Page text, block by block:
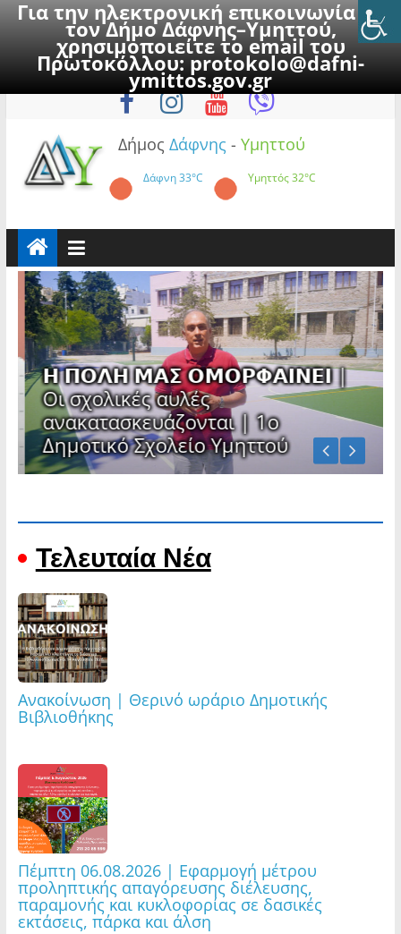
Για την ηλεκτρονική επικοινωνία με
τον Δήμο Δάφνης–Υμηττού,
χρησιμοποιείτε το email του
Πρωτοκόλλου:protokolo@dafni-
ymittos.gov.gr
to
Παρασκευή, 7 Αυγούστου 2026
Δήμος Δάφνης - Υμηττού
Δάφνη33°C Υμηττός32°C
𝝜 𝝥𝝤𝝠𝝜 𝝡𝝖𝝨 𝝤𝝡𝝤𝝦𝝫𝝖𝝞𝝢𝝚𝝞 |
Οι σχολικές αυλές
ανακατασκευάζονται | 1ο
Δημοτικό Σχολείο Υμηττού
Τελευταία Νέα
Ανακοίνωση | Θερινό ωράριο Δημοτικής
Βιβλιοθήκης
Πέμπτη 06.08.2026 | Εφαρμογή μέτρου
προληπτικής απαγόρευσης διέλευσης,
παραμονής και κυκλοφορίας σε δασικές
εκτάσεις, πάρκα και άλση